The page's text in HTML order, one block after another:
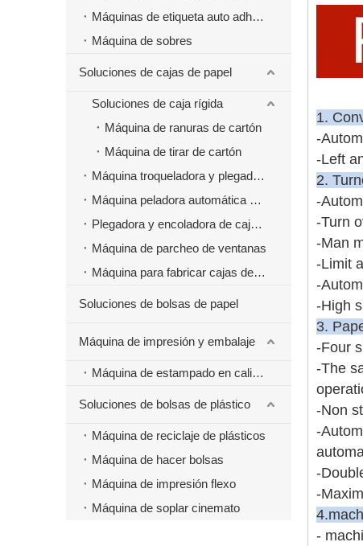
Máquinas de etiqueta auto adhesivas
Máquina de sobres
Soluciones de cajas de papel
Soluciones de caja rígida
Máquina de ranuras de cartón
Máquina de tirar de cartón
Máquina troqueladora y plegadora
Máquina peladora automática de cajas de papel
Plegadora y encoladora de cajas de papel
Máquina de parcheo de ventanas
Máquina para fabricar cajas de papel de comida rápida para hamburguesas
Soluciones de bolsas de papel
Máquina de impresión y embalaje
Máquina de estampado en caliente
Soluciones de bolsas de plástico
Máquina de reciclaje de plásticos
Máquina de hacer bolsas
Máquina de impresión flexo
Máquina de soplar cinemato
1.
-
-Left
2.
-
-Turn
-Man
-Limit
-
-High
3.
-Four
-The
-Non
-
-
-
-